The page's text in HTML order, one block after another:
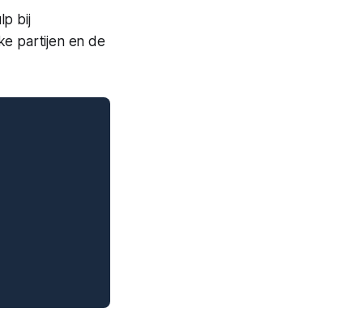
bij
partijen en de